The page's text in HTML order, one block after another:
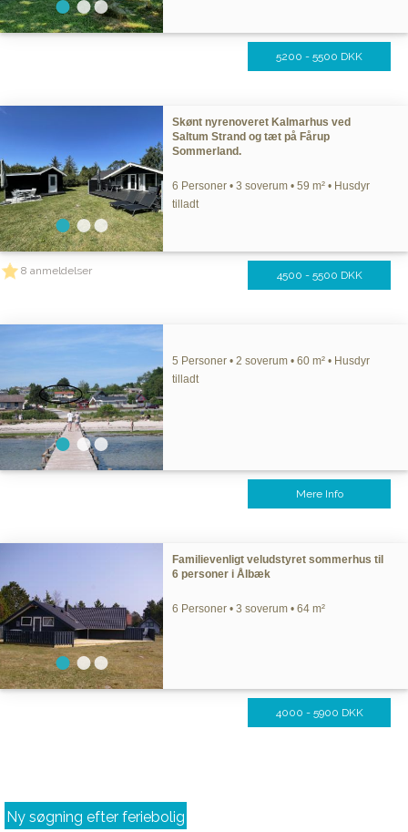
5200 - 5500 DKK
Skønt nyrenoveret Kalmarhus ved
Saltum Strand og tæt på Fårup
Sommerland.
6 Personer • 3 soverum • 59 m² • Husdyr
tilladt
8 anmeldelser 4500 - 5500 DKK
5 Personer • 2 soverum • 60 m² • Husdyr
tilladt
Mere Info
Familievenligt veludstyret sommerhus til
6 personer i Ålbæk
6 Personer • 3 soverum • 64 m²
4000 - 5900 DKK
Ny søgning efter feriebolig